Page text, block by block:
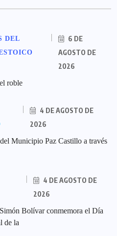
DEL
6 DE
AGOSTO DE
2026
roble
4 DE AGOSTO DE
2026
Municipio Paz Castillo a través
4 DE AGOSTO DE
2026
Bolívar conmemora el Día
de la